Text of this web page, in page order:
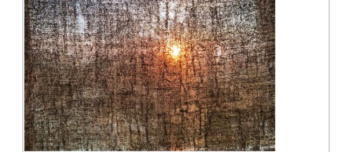
AUTRES PRODUITS